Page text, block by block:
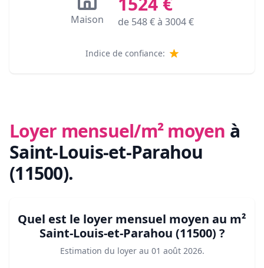
Maison de 548€ à 3004€
Indice de confiance:
Loyer mensuel/m² moyen à
Saint-Louis-et-Parahou
(11500).
Quel est le loyer mensuel moyen au m²
Saint-Louis-et-Parahou (11500) ?
Estimation du loyer au 01 août 2026.